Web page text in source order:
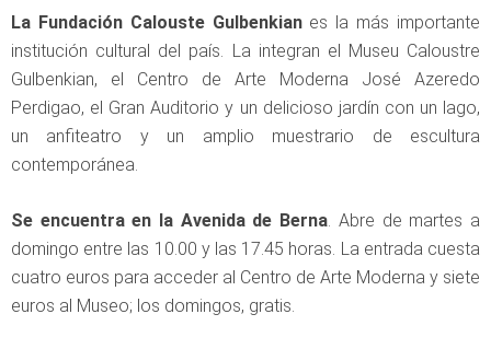
La Fundación Calouste Gulbenkianes la más importante
institución cultural del país. La integran el Museu Caloustre
Gulbenkian, el Centro de Arte Moderna José Azeredo
Perdigao, el Gran Auditorio y un delicioso jardín con un lago,
un anfiteatro y un amplio muestrario de escultura
contemporánea.
Se encuentra en la Avenida de Berna . Abre de martes a
domingo entre las 10.00 y las 17.45 horas. La entrada cuesta
cuatro euros para acceder al Centro de Arte Moderna y siete
euros al Museo; los domingos, gratis.